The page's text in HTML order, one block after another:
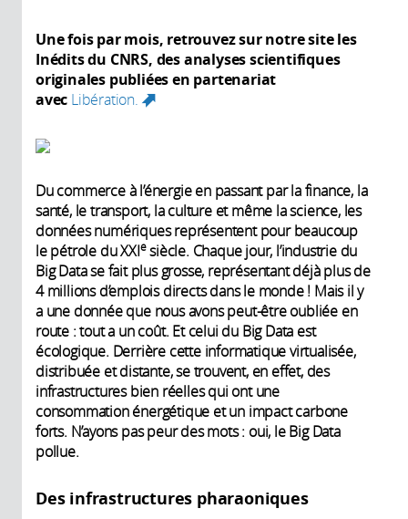
Une fois par mois, retrouvez sur notre site les
Inédits du CNRS, des analyses scientifiques
originales publiées en partenariat
avec Libération. (link is external)
Du commerce à l’énergie en passant par la finance, la
santé, le transport, la culture et même la science, les
données numériques représentent pour beaucoup
le pétrole du XXIesiècle. Chaque jour, l’industrie du
Big Data se fait plus grosse, représentant déjà plus de
4 millions d’emplois directs dans le monde ! Mais il y
a une donnée que nous avons peut-être oubliée en
route : tout a un coût. Et celui du Big Data est
écologique. Derrière cette informatique virtualisée,
distribuée et distante, se trouvent, en effet, des
infrastructures bien réelles qui ont une
consommation énergétique et un impact carbone
forts. N’ayons pas peur des mots : oui, le Big Data
pollue.
Des infrastructures pharaoniques